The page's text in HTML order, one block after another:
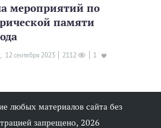
мероприятий по
памяти
12 сентября 2023 2112 1
любых материалов сайта без
запрещено, 2026